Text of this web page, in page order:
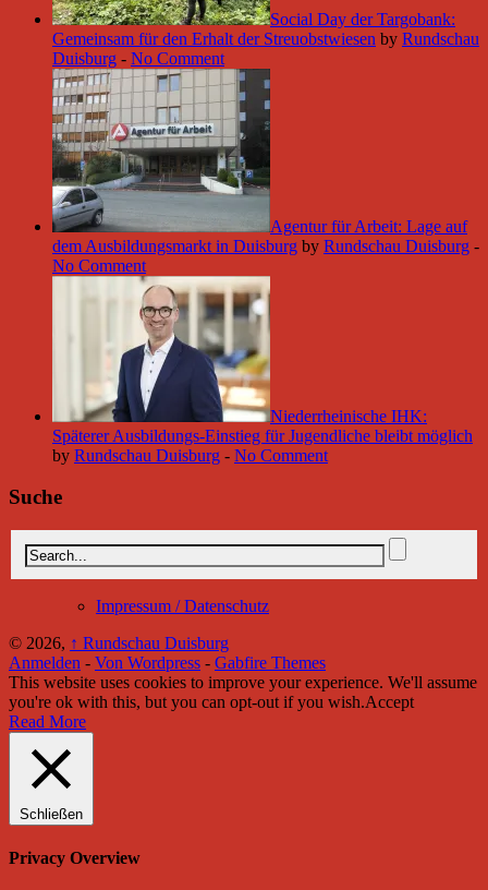
Social Day der Targobank:
Gemeinsam für den Erhalt der Streuobstwiesen by Rundschau
Duisburg - No Comment
Agentur für Arbeit: Lage auf
dem Ausbildungsmarkt in Duisburg by Rundschau Duisburg -
No Comment
Niederrheinische IHK:
Späterer Ausbildungs-Einstieg für Jugendliche bleibt möglich
by Rundschau Duisburg - No Comment
Suche
Impressum / Datenschutz
© 2026, ↑ Rundschau Duisburg
Anmelden - Von Wordpress - Gabfire Themes
This website uses cookies to improve your experience. We'll assume
you're ok with this, but you can opt-out if you wish.Accept
Read More
Schließen
Privacy Overview